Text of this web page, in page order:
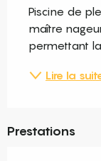
Piscine de
maître
permettant
Lire la
Prestations